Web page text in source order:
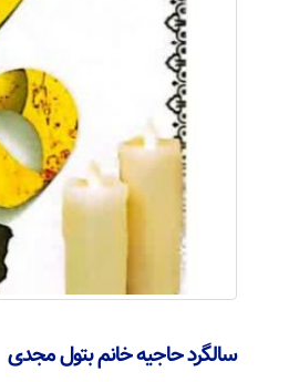
سالگرد حاجیه خانم بتول مجدی